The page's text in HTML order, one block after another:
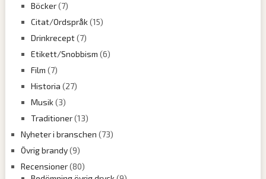
Böcker(7)
Citat/Ordspråk(15)
Drinkrecept(7)
Etikett/Snobbism (6)
Film (7)
Historia (27)
Musik(3)
Traditioner(13)
Nyheter i branschen (73)
Övrig brandy(9)
Recensioner(80)